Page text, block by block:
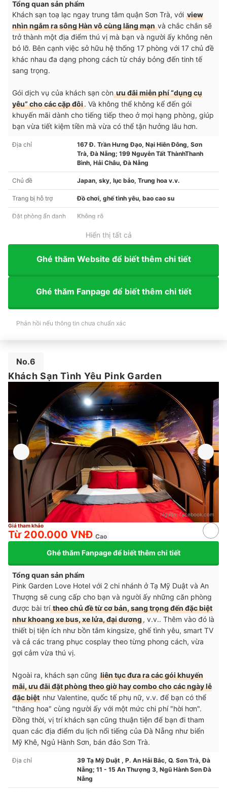
Tổng quan sản phẩm
Khách sạn toạ lạc ngay trung tâm quận Sơn Trà, với view
nhìn ngắm ra sông Hàn vô cùng lãng mạnvà chắc chắn sẽ
trở thành một địa điểm thú vị mà bạn và người ấy không nên
bỏ lỡ. Bên cạnh việc sở hữu hệ thống 17 phòng với 17 chủ đề
khác nhau đa dạng phong cách từ cháy bỏng đến tinh tế
sang trọng.
Gói dịch vụ của khách sạn cònưu đãi miễn phí “dụng cụ
yêu” cho các cặp đôi. Và không thể không kể đến gói
khuyến mãi dành cho tiếng tiếp theo ở mọi hạng phòng, giúp
bạn vừa tiết kiệm tiền mà vừa có thể tận hưởng lâu hơn.
Địa chỉ
167 Đ. Trần Hưng Đạo, Nại Hiên Đông, Sơn
Trà, Đà Nẵng; 199 Nguyễn Tất ThànhThanh
Bình, Hải Châu, Đà Nẵng
Chủ đề Japan, sky, lục bảo, Trung hoa v.v.
Trang bị hỗ trợ Đồ chơi, ghế tình yêu, bao cao su
Đặt phòng ẩn danh Không rõ
Hiển thị tất cả
Ghé thăm Website để biết thêm chi tiết
Ghé thăm Fanpage để biết thêm chi tiết
Phản hồi nếu thông tin chưa chuẩn xác
No.6
Khách Sạn Tình Yêu Pink Garden
Nguồn:facebook.com
Giá tham khảo
Từ 200.000 VNĐ Cao
Ghé thăm Fanpage để biết thêm chi tiết
Tổng quan sản phẩm
Pink Garden Love Hotel với 2 chi nhánh ở Tạ Mỹ Duật và An
Thượng sẽ cung cấp cho bạn và người ấy những căn phòng
được bài trítheo chủ đề từ cơ bản, sang trọng đến đặc biệt
như khoang xe bus, xe lửa, đại dương, v.v.. Thêm vào đó là
thiết bị tiện ích như bồn tắm kingsize, ghế tình yêu, smart TV
và cả các trang phục cosplay theo từng phong cách, vừa
gợi cảm vừa thú vị.
Ngoài ra, khách sạn cũng liên tục đưa ra các gói khuyến
mãi, ưu đãi đặt phòng theo giờ hay combo cho các ngày lễ
đặc biệt như Valentine, quốc tế phụ nữ, v.v. để bạn có thể
"thăng hoa" cùng người ấy với một mức chi phí "hời hơn".
Đồng thời, vị trí khách sạn cũng thuận tiện để bạn đi tham
quan các địa điểm du lịch nổi tiếng của Đà Nẵng như biển
Mỹ Khê, Ngủ Hành Sơn, bán đảo Sơn Trà.
Địa chỉ
39 Tạ Mỹ Duật , P. An Hải Bắc, Q. Sơn Trà, Đà
Nẵng; 11 - 15 An Thượng 3, Ngũ Hành Sơn Đà
Nẵng